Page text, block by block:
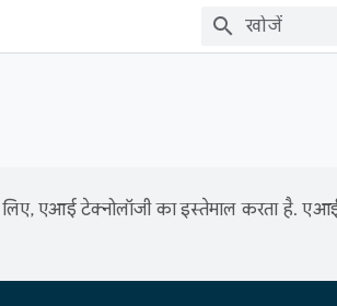
एआई टेक्नोलॉजी का इस्तेमाल करता है.